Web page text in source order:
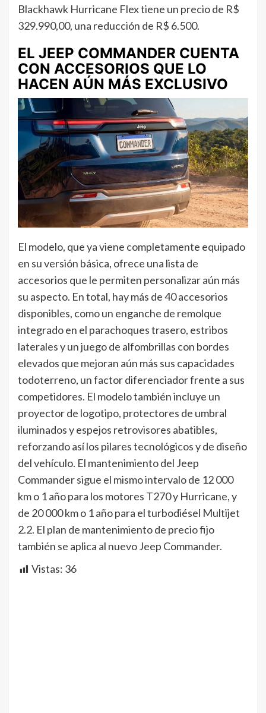
Blackhawk Hurricane Flex tiene un precio de R$
329.990,00, una reducción de R$ 6.500.
EL JEEP COMMANDER CUENTA
CON ACCESORIOS QUE LO
HACEN AÚN MÁS EXCLUSIVO
El modelo, que ya viene completamente equipado
en su versión básica, ofrece una lista de
accesorios que le permiten personalizar aún más
su aspecto. En total, hay más de 40 accesorios
disponibles, como un enganche de remolque
integrado en el parachoques trasero, estribos
laterales y un juego de alfombrillas con bordes
elevados que mejoran aún más sus capacidades
todoterreno, un factor diferenciador frente a sus
competidores. El modelo también incluye un
proyector de logotipo, protectores de umbral
iluminados y espejos retrovisores abatibles,
reforzando así los pilares tecnológicos y de diseño
del vehículo. El mantenimiento del Jeep
Commander sigue el mismo intervalo de 12 000
km o 1 año para los motores T270 y Hurricane, y
de 20 000 km o 1 año para el turbodiésel Multijet
2.2. El plan de mantenimiento de precio fijo
también se aplica al nuevo Jeep Commander.
Vistas: 36